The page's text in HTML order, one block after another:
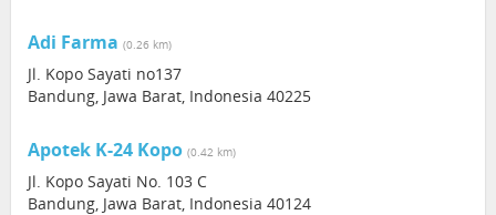
Adi Farma (0.26 km)
Jl. Kopo Sayati no137
Bandung, Jawa Barat, Indonesia 40225
Apotek K-24 Kopo (0.42 km)
Jl. Kopo Sayati No. 103 C
Bandung, Jawa Barat, Indonesia 40124